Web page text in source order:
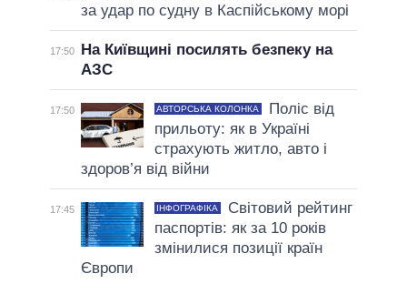
за удар по судну в Каспійському морі
17:50
На Київщині посилять безпеку на
АЗС
17:50 АВТОРСЬКА КОЛОНКА
Поліс від
прильоту: як в Україні
страхують житло, авто і
здоров’я від війни
17:45 ІНФОГРАФІКА
Світовий рейтинг
паспортів: як за 10 років
змінилися позиції країн
Європи